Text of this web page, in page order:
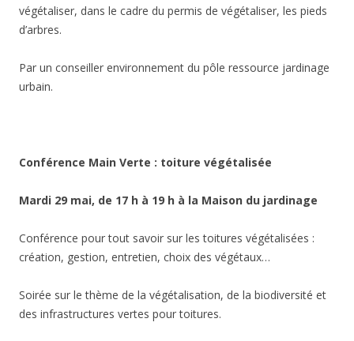
végétaliser, dans le cadre du permis de végétaliser, les pieds
d’arbres.
Par un conseiller environnement du pôle ressource jardinage
urbain.
Conférence Main Verte : toiture végétalisée
Mardi 29 mai, de 17 h à 19 h à la Maison du jardinage
Conférence pour tout savoir sur les toitures végétalisées :
création, gestion, entretien, choix des végétaux…
Soirée sur le thème de la végétalisation, de la biodiversité et
des infrastructures vertes pour toitures.